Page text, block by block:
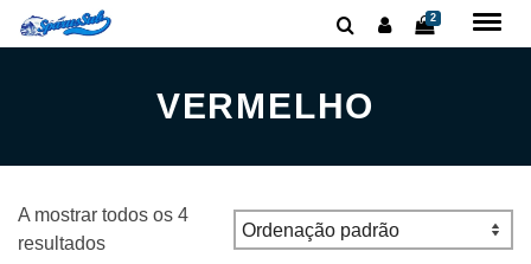
2
VERMELHO
A mostrar todos os 4
resultados